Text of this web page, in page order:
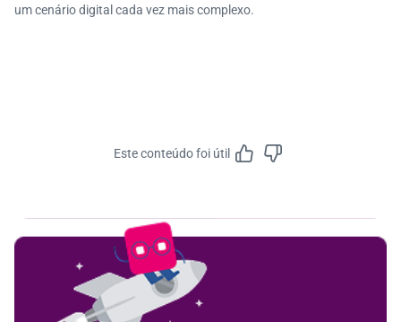
um cenário digital cada vez mais complexo.
Este conteúdo foi útil